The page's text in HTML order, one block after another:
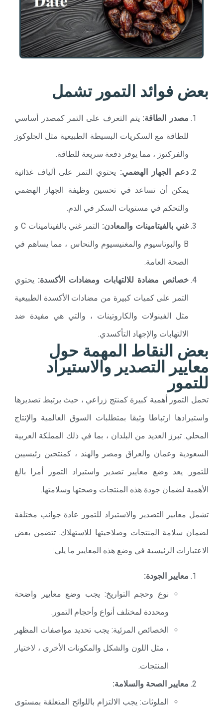
بعض فوائد التمور تشمل
مصدر الطاقة: يتم التعرف على التمر كمصدر أساسي
للطاقة مع السكريات البسيطة الطبيعية مثل الجلوكوز
والفركتوز ، مما يوفر دفعة سريعة للطاقة.
دعم الجهاز الهضمي: يحتوي التمر على ألياف غذائية
يمكن أن تساعد في تحسين وظيفة الجهاز الهضمي
والتحكم في مستويات السكر في الدم.
غني بالفيتامينات والمعادن:
التمر غني بالفيتامينات C و
B والبوتاسيوم والمغنيسيوم والنحاس ، مما يساهم في
الصحة العامة.
خصائص مضادة للالتهابات ومضادات الأكسدة: يحتوي
التمر على كميات كبيرة من مضادات الأكسدة الطبيعية
مثل الفينولات والكاروتينات ، والتي هي مفيدة ضد
الالتهابات والإجهاد التأكسدي.
بعض النقاط المهمة حول
معايير التصدير والاستيراد
للتمور
تحمل التمور أهمية كبيرة كمنتج زراعي ، حيث يرتبط تصديرها
واستيرادها ارتباطا وثيقا بمتطلبات السوق العالمية والإنتاج
المحلي. تبرز العديد من البلدان ، بما في ذلك المملكة العربية
السعودية وعمان والعراق ومصر والهند ، كمنتجين رئيسيين
للتمور. يعد وضع معايير تصدير واستيراد التمور أمرا بالغ
الأهمية لضمان جودة هذه المنتجات وصحتها وسلامتها.
تشمل معايير التصدير والاستيراد للتمور عادة جوانب مختلفة
لضمان سلامة المنتجات وصلاحيتها للاستهلاك. تتضمن بعض
الاعتبارات الرئيسية في وضع هذه المعايير ما يلي:
معايير الجودة:
نوع وحجم التواريخ: يجب وضع معايير واضحة
ومحددة لمختلف أنواع وأحجام التمور.
الخصائص المرئية: يجب تحديد مواصفات المظهر
، مثل اللون والشكل والمكونات الأخرى ، لاختيار
المنتجات.
معايير الصحة والسلامة:
الملوثات: يجب الالتزام باللوائح المتعلقة بمستوى